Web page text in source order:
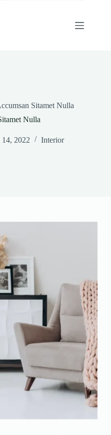
Sitamet Nulla
Nulla
14, 2022 Interior